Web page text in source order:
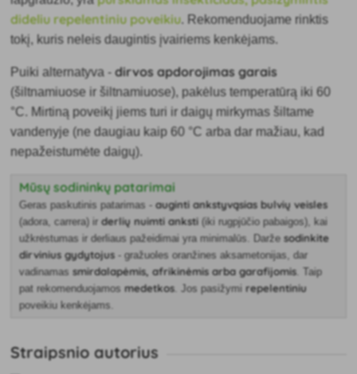
dideliu repelentiniu poveikiu. Rekomenduojame rinktis
tokį, kuris neleis daugintis įvairiems kenkėjams.
Puiki alternatyva -dirvos apdorojimas garais
(šiltnamiuose ir šiltnamiuose), pakėlus temperatūrą iki 60
°C. Mirtiną poveikį jiems turi ir daigų mirkymas šiltame
vandenyje (ne daugiau kaip 60 °C arba dar mažiau, kad
nepažeistumėte daigų).
Mūsų sodininkų patarimai
Geras paskutinis patarimas -auginti ankstyvąsias bulvių veisles
(adora, carrera) irderlių nuimti anksti(iki rugpjūčio pabaigos), kai
užkrėstumas ir derliaus pažeidimai yra minimalūs. Daržesodinkite
dirvinius gydytojus- gražuoles oranžines aksametonijas, dar
vadinamassmirdalapėmis, afrikinėmis arba garafijomis. Taip
pat rekomenduojamosmedetkos. Jos pasižymirepelentiniu
poveikiu kenkėjams.
Straipsnio autorius